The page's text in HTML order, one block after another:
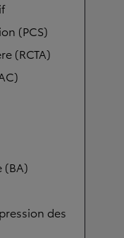
(PCS)
(RCTA)
(BA)
des